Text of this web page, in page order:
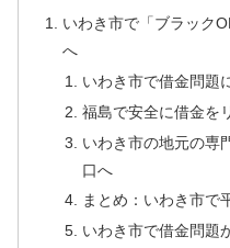
いわき市で「ブラック
へ
いわき市で借金問題
福島で安全に借金を
いわき市の地元の専
口へ
まとめ：いわき市で
いわき市で借金問題